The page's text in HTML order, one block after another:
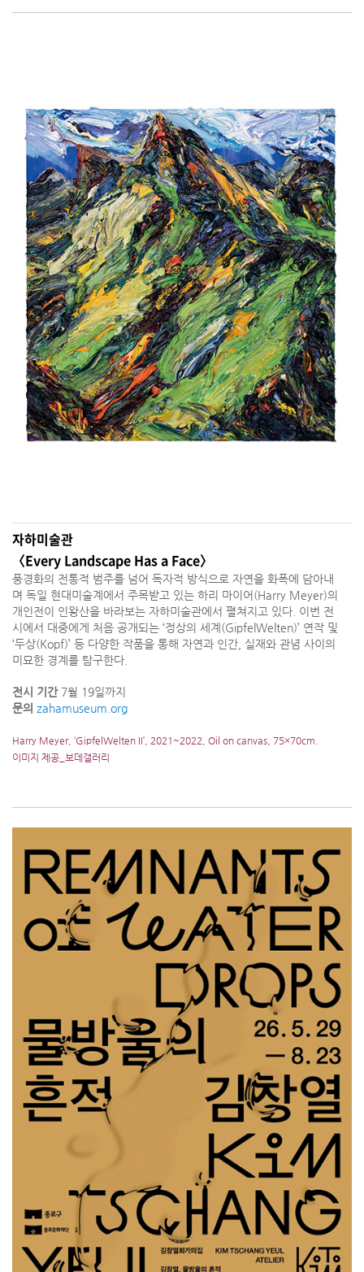
자하미술관
〈Every Landscape Has a Face〉
풍경화의 전통적 범주를 넘어 독자적 방식으로 자연을 화폭에 담아내
며 독일 현대미술계에서 주목받고 있는 하리 마이어(Harry Meyer)의
개인전이 인왕산을 바라보는 자하미술관에서 펼쳐지고 있다. 이번 전
시에서 대중에게 처음 공개되는 ‘정상의 세계(GipfelWelten)’ 연작 및
‘두상(Kopf)’ 등 다양한 작품을 통해 자연과 인간, 실재와 관념 사이의
미묘한 경계를 탐구한다.
전시 기간 7월 19일까지
문의 zahamuseum.org
Harry Meyer, ‘GipfelWelten II’, 2021~2022, Oil on canvas, 75×70cm.
이미지 제공_보데갤러리